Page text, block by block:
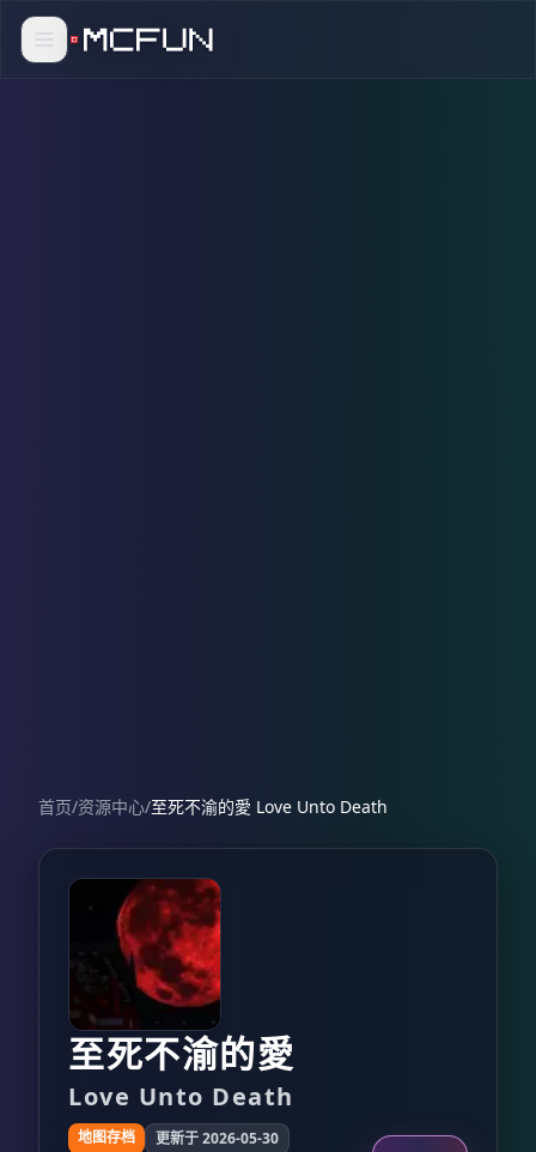
首页/资源中心/至死不渝的愛 Love Unto Death
至死不渝的愛
Love Unto Death
地图存档 更新于 2026-05-30